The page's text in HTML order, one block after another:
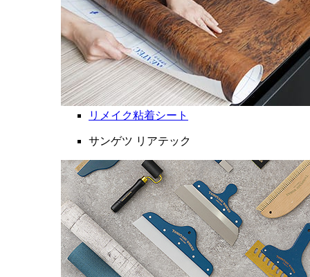
リメイク粘着シート
サンゲツ リアテック